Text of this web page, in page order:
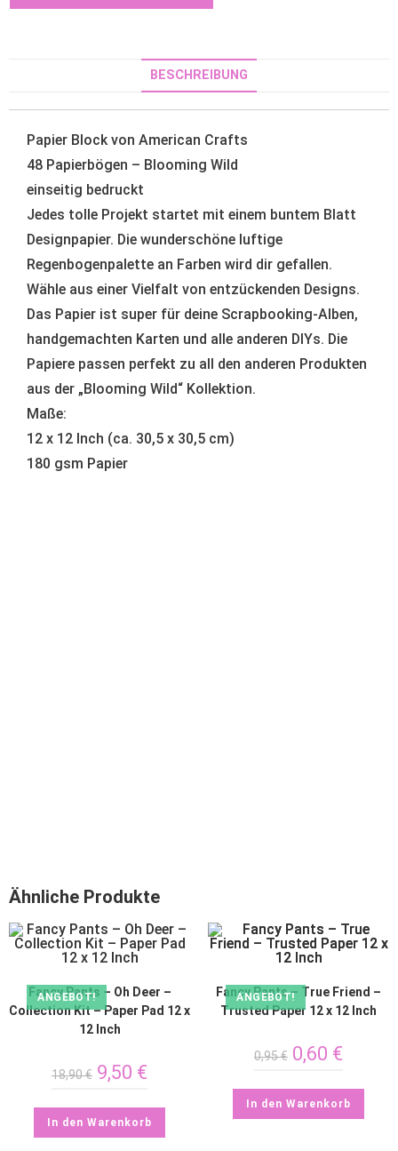
BESCHREIBUNG
Papier Block von American Crafts
48 Papierbögen – Blooming Wild
einseitig bedruckt
Jedes tolle Projekt startet mit einem buntem Blatt
Designpapier. Die wunderschöne luftige
Regenbogenpalette an Farben wird dir gefallen.
Wähle aus einer Vielfalt von entzückenden Designs.
Das Papier ist super für deine Scrapbooking-Alben,
handgemachten Karten und alle anderen DIYs. Die
Papiere passen perfekt zu all den anderen Produkten
aus der „Blooming Wild“ Kollektion.
Maße:
12 x 12 Inch (ca. 30,5 x 30,5 cm)
180 gsm Papier
Ähnliche Produkte
ANGEBOT!
Fancy Pants – Oh Deer –
Collection Kit – Paper Pad 12 x
12 Inch
18,90€ 9,50 €
In den Warenkorb
ANGEBOT!
Fancy Pants – True Friend –
Trusted Paper 12 x 12 Inch
0,95€ 0,60 €
In den Warenkorb